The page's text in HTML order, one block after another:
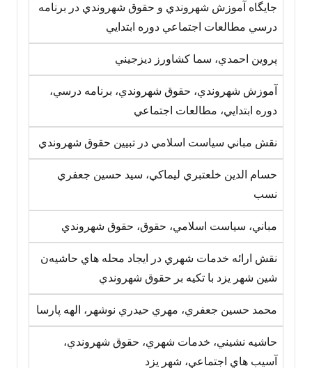
جايگاه آموزش شهروندي و حقوق شهروندي در برنامه
درسي مطالعات اجتماعي دوره ابتدايي
پروين احمدي، سما کشاورز ديزجيني
آموزش شهروندي، حقوق شهروندي، برنامه درسي،
دوره ابتدايي، مطالعات اجتماعي
نقش مباني سياست اسلامي در تبيين حقوق شهروندي
حسام الدين خلعتبري ليماکي، سيد حسين جعفري
نسب
مباني، سياست اسلامي، حقوق، حقوق شهروندي
نقش ارائه خدمات شهري در ايجاد محله هاي حاشيه‌ن
شين شهر يزد با تکيه بر حقوق شهروندي
محمد حسين جعفري، مهري حيدري نوشهر، الهه پارسا
حاشيه نشيني، خدمات شهري، حقوق شهروندي،
آسيب هاي اجتماعي، شهر يزد